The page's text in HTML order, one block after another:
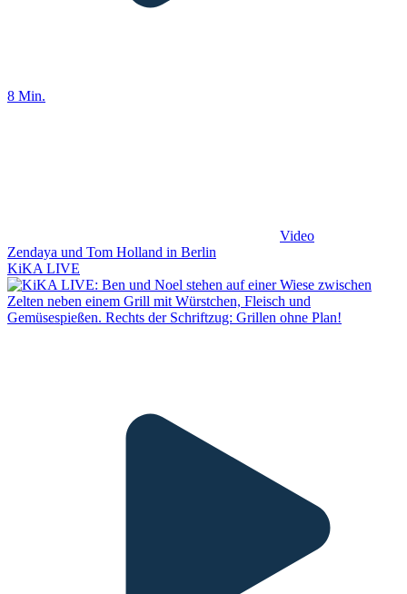
8 Min.
Video
Zendaya und Tom Holland in Berlin
KiKA LIVE